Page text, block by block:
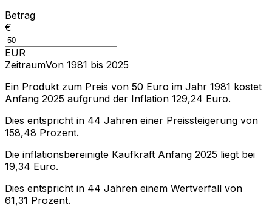
Betrag
€
EUR
ZeitraumVon 1981 bis 2025
Ein Produkt zum Preis von 50 Euro im Jahr 1981 kostet
Anfang 2025 aufgrund der Inflation 129,24 Euro.
Dies entspricht in 44 Jahren einer Preissteigerung von
158,48 Prozent.
Die inflationsbereinigte Kaufkraft Anfang 2025 liegt bei
19,34 Euro.
Dies entspricht in 44 Jahren einem Wertverfall von
61,31 Prozent.